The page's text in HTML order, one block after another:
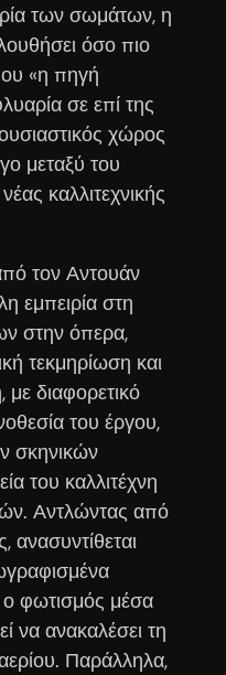
των σωμάτων, η
όσο πιο
«η πηγή
σε επί της
χώρος
μεταξύ του
καλλιτεχνικής
τον Αντουάν
εμπειρία στη
στην όπερα,
τεκμηρίωση και
διαφορετικό
του έργου,
σκηνικών
του καλλιτέχνη
Αντλώντας από
ανασυντίθεται
ο φωτισμός μέσα
να ανακαλέσει τη
Παράλληλα,